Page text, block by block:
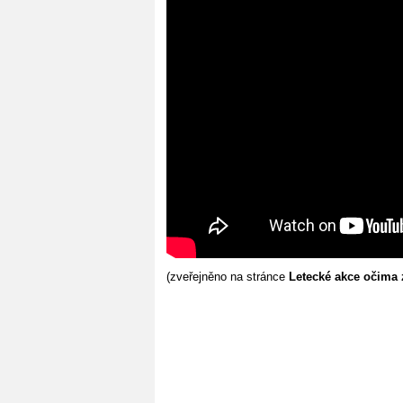
(zveřejněno na stránce Letecké akce očima